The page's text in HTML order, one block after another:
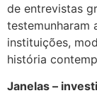
de entrevistas
testemunharam
instituições,
história
Janelas –